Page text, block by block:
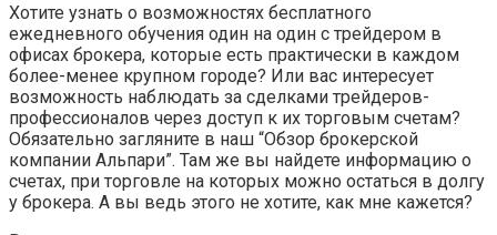
Хотите узнать о возможностях бесплатного
ежедневного обучения один на один с трейдером в
офисах брокера, которые есть практически в каждом
более-менее крупном городе? Или вас интересует
возможность наблюдать за сделками трейдеров-
профессионалов через доступ к их торговым счетам?
Обязательно загляните в наш “Обзор брокерской
компании Альпари”. Там же вы найдете информацию о
счетах, при торговле на которых можно остаться в долгу
у брокера. А вы ведь этого не хотите, как мне кажется?